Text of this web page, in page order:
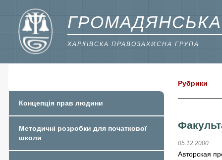
ГРОМАДЯНСЬКА
ХАРКІВСКА ПРАВОЗАХИСНА ГРУПА
Рубрики
05.12.2000
Авторская
Концепція прав людини
Методичні розробки для початкової
школи